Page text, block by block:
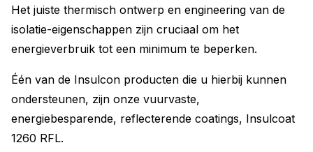
Het juiste thermisch ontwerp en engineering van de
isolatie-eigenschappen zijn cruciaal om het
energieverbruik tot een minimum te beperken.
Één van de Insulcon producten die u hierbij kunnen
ondersteunen, zijn onze vuurvaste,
energiebesparende, reflecterende coatings, Insulcoat
1260 RFL.